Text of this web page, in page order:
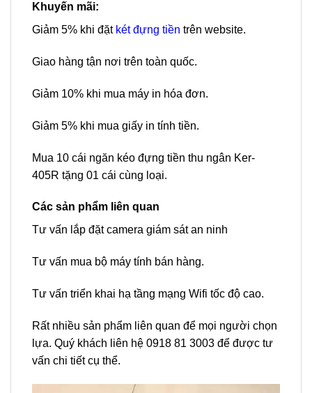
Khuyến mãi:
Giảm 5% khi đặt két đựng tiền trên website.
Giao hàng tận nơi trên toàn quốc.
Giảm 10% khi mua máy in hóa đơn.
Giảm 5% khi mua giấy in tính tiền.
Mua 10 cái ngăn kéo đựng tiền thu ngân Ker-
405R tặng 01 cái cùng loại.
Các sản phẩm liên quan
Tư vấn lắp đặt camera giám sát an ninh
Tư vấn mua bộ máy tính bán hàng.
Tư vấn triển khai hạ tầng mạng Wifi tốc độ cao.
Rất nhiều sản phẩm liên quan để mọi người chọn
lựa. Quý khách liên hệ 0918 81 3003 để được tư
vấn chi tiết cụ thể.